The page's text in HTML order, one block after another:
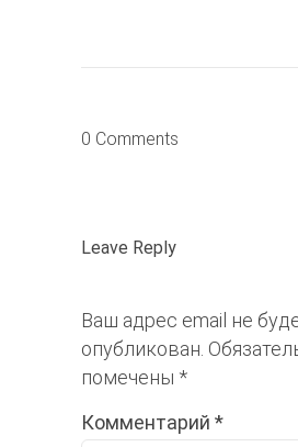
0 Comments
Leave Reply
Ваш адрес email не
опубликован.
помечены *
Комментарий *